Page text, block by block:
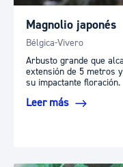
Magnolio japonés
Bélgica-Vivero
Arbusto grande que
extensión de 5 metros
su impactante floración.
Leer más